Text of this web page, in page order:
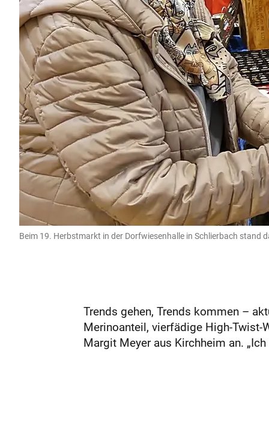
Beim 19. Herbstmarkt in der Dorfwiesenhalle in Schlierbach
Trends gehen, Trends kommen –
Merinoanteil, vierfädige High-Twist-
Margit Meyer aus Kirchheim an.